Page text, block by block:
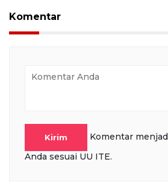
Komentar
Kirim
Komentar
Anda sesuai UU ITE.